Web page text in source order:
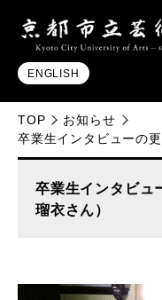
ENGLISH
TOP
お知らせ
卒業生インタビューの
卒業生インタビ
瑠衣さん）